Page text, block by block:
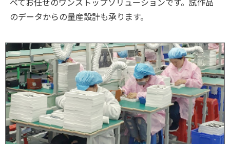
べてお任せのワンストップソリューションです。試作品
のデータからの量産設計も承ります。